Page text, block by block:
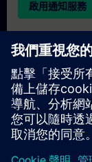
啟用通知服務
個人化報價
若您需要此培訓
點擊下方連結。
郵件寄送報價單
提供報價